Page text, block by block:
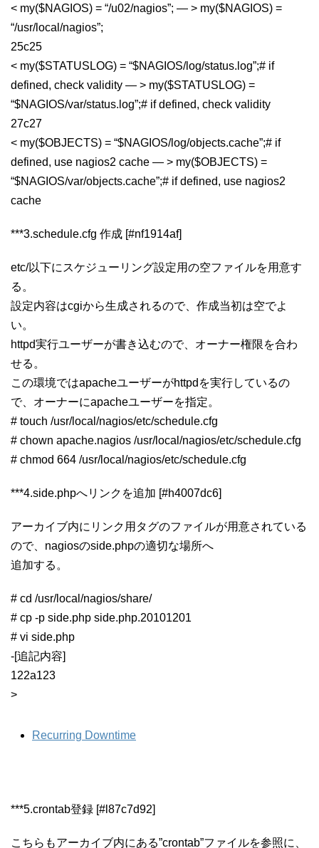
< my($NAGIOS) = “/u02/nagios”; — > my($NAGIOS) =
“/usr/local/nagios”;
25c25
< my($STATUSLOG) = “$NAGIOS/log/status.log”;# if
defined, check validity — > my($STATUSLOG) =
“$NAGIOS/var/status.log”;# if defined, check validity
27c27
< my($OBJECTS) = “$NAGIOS/log/objects.cache”;# if
defined, use nagios2 cache — > my($OBJECTS) =
“$NAGIOS/var/objects.cache”;# if defined, use nagios2
cache
***3.schedule.cfg 作成 [#nf1914af]
etc/以下にスケジューリング設定用の空ファイルを用意す
る。
設定内容はcgiから生成されるので、作成当初は空でよ
い。
httpd実行ユーザーが書き込むので、オーナー権限を合わ
せる。
この環境ではapacheユーザーがhttpdを実行しているの
で、オーナーにapacheユーザーを指定。
# touch /usr/local/nagios/etc/schedule.cfg
# chown apache.nagios /usr/local/nagios/etc/schedule.cfg
# chmod 664 /usr/local/nagios/etc/schedule.cfg
***4.side.phpへリンクを追加 [#h4007dc6]
アーカイブ内にリンク用タグのファイルが用意されている
ので、nagiosのside.phpの適切な場所へ
追加する。
# cd /usr/local/nagios/share/
# cp -p side.php side.php.20101201
# vi side.php
-[追記内容]
122a123
>
Recurring Downtime
***5.crontab登録 [#l87c7d92]
こちらもアーカイブ内にある”crontab”ファイルを参照に、